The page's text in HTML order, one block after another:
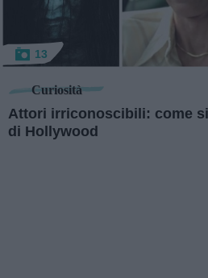
13
Curiosità
Attori irriconoscibili: come
di Hollywood